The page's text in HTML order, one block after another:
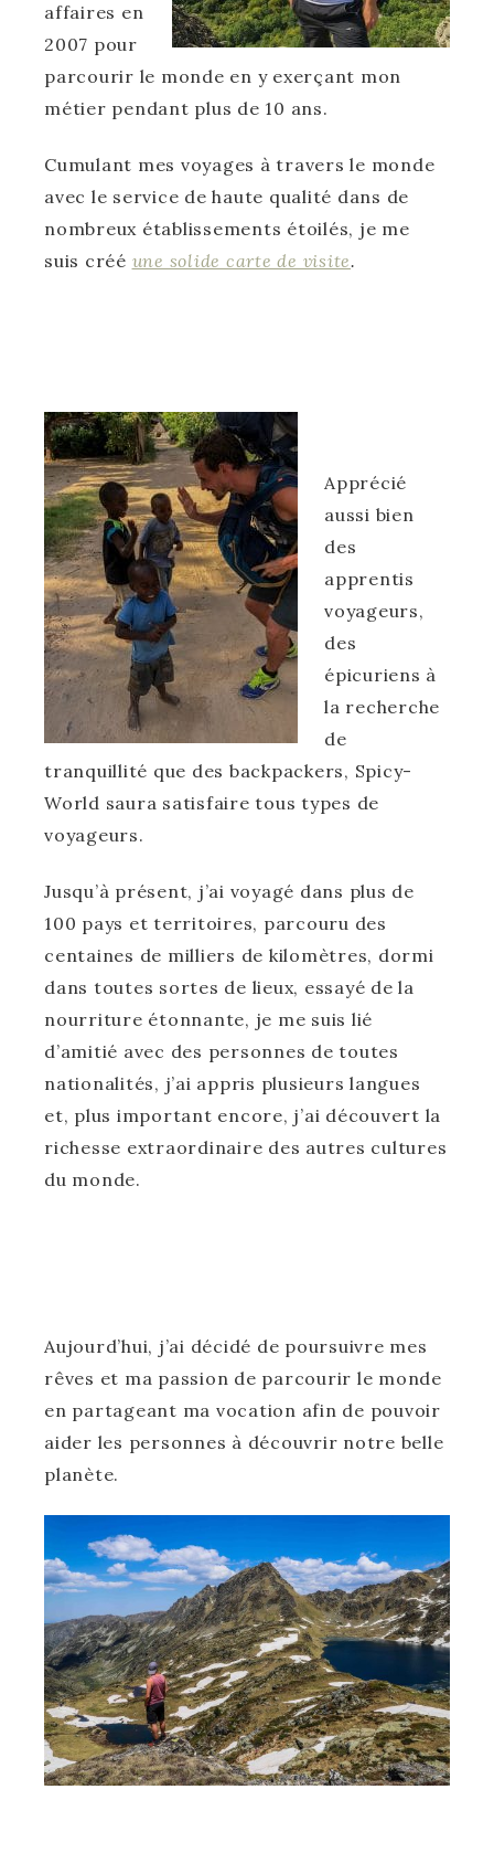
affaires en
2007 pour
parcourir le monde en y exerçant mon
métier pendant plus de 10 ans.
Cumulant mes voyages à travers le monde
avec le service de haute qualité dans de
nombreux établissements étoilés, je me
suis créé une solide carte de visite.
Apprécié
aussi bien
des
apprentis
voyageurs,
des
épicuriens à
la recherche
de
tranquillité que des backpackers, Spicy-
World saura satisfaire tous types de
voyageurs.
Jusqu’à présent, j’ai voyagé dans plus de
100 pays et territoires, parcouru des
centaines de milliers de kilomètres, dormi
dans toutes sortes de lieux, essayé de la
nourriture étonnante, je me suis lié
d’amitié avec des personnes de toutes
nationalités, j’ai appris plusieurs langues
et, plus important encore, j’ai découvert la
richesse extraordinaire des autres cultures
du monde.
Aujourd’hui, j’ai décidé de poursuivre mes
rêves et ma passion de parcourir le monde
en partageant ma vocation afin de pouvoir
aider les personnes à découvrir notre belle
planète.